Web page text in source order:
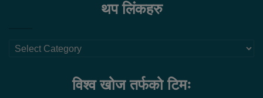
थप लिंकहरु
थप
विश्व खोज तर्फको टिमः